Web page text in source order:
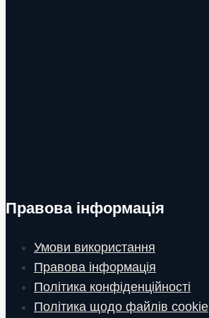
Правова інформація
Умови використання
Правова інформація
Політика конфіденційності
Політика щодо файлів cookie